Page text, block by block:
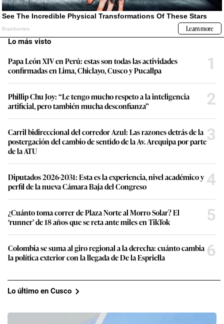
Lo más visto
Papa León XIV en Perú: estas son todas las actividades
confirmadas en Lima, Chiclayo, Cusco y Pucallpa
1
Phillip Chu Joy: “Le tengo mucho respeto a la inteligencia
artificial, pero también mucha desconfianza”
2
Carril bidireccional del corredor Azul: Las razones detrás de la
postergación del cambio de sentido de la Av. Arequipa por parte
de la ATU
3
Diputados 2026-2031: Esta es la experiencia, nivel académico y
perfil de la nueva Cámara Baja del Congreso
4
¿Cuánto toma correr de Plaza Norte al Morro Solar? El
‘runner’ de 18 años que se reta ante miles en TikTok
5
Colombia se suma al giro regional a la derecha: cuánto cambia
la política exterior con la llegada de De la Espriella
6
Lo último en Cusco